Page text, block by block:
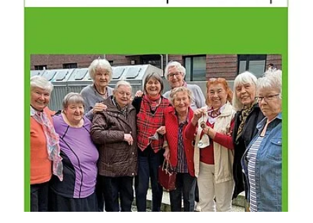
erwirtschaftet.